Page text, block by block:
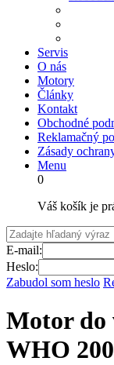
Servis
O nás
Motory
Články
Kontakt
Obchodné
Reklamačný
Zásady
Menu
0
Váš košík je
E-mail:
Heslo:
Zabudol som heslo
Motor do
WHO 200